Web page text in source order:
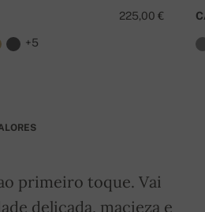
225,00 €
+5
primeiro toque. Vai
delicada, macieza e